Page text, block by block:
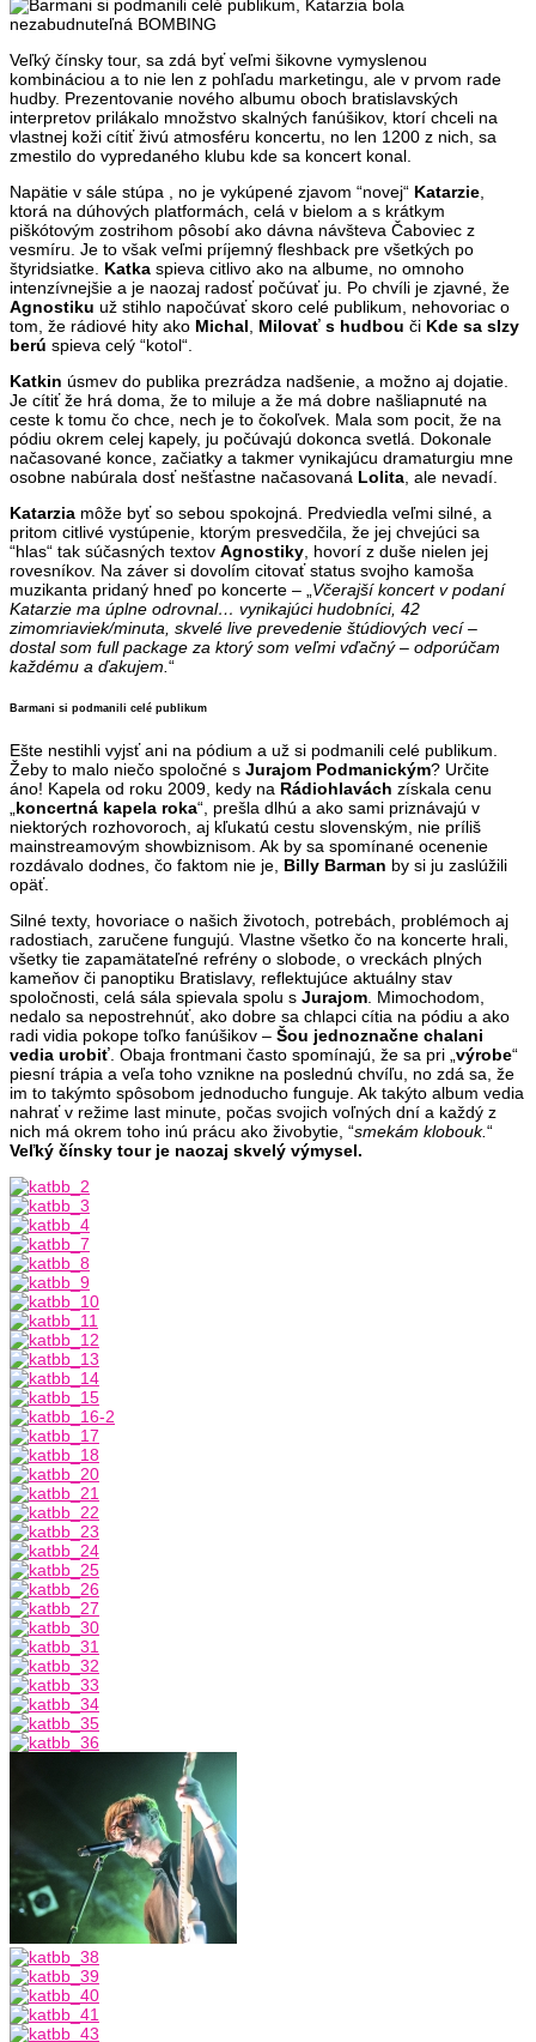
Veľký čínsky tour, sa zdá byť veľmi šikovne vymyslenou
kombináciou a to nie len z pohľadu marketingu, ale v prvom rade
hudby. Prezentovanie nového albumu oboch bratislavských
interpretov prilákalo množstvo skalných fanúšikov, ktorí chceli na
vlastnej koži cítiť živú atmosféru koncertu, no len 1200 z nich, sa
zmestilo do vypredaného klubu kde sa koncert konal.
Napätie v sále stúpa , no je vykúpené zjavom “novej“ Katarzie
ktorá na dúhových platformách, celá v bielom a s krátkym
piškótovým zostrihom pôsobí ako dávna návšteva Čaboviec z
vesmíru. Je to však veľmi príjemný fleshback pre všetkých po
štyridsiatke. Katka spieva citlivo ako na albume, no omnoho
intenzívnejšie a je naozaj radosť počúvať ju. Po chvíli je zjavné, že
Agnostiku už stihlo napočúvať skoro celé publikum, nehovoriac o
tom, že rádiové hity ako Michal Milovať s hudbou či Kde sa slzy
berú spieva celý “kotol“.
Katkin úsmev do publika prezrádza nadšenie, a možno aj dojatie.
Je cítiť že hrá doma, že to miluje a že má dobre našliapnuté na
ceste k tomu čo chce, nech je to čokoľvek. Mala som pocit, že na
pódiu okrem celej kapely, ju počúvajú dokonca svetlá. Dokonale
načasované konce, začiatky a takmer vynikajúcu dramaturgiu mne
osobne nabúrala dosť nešťastne načasovaná Lolita , ale nevadí.
Katarzia môže byť so sebou spokojná. Predviedla veľmi silné, a
pritom citlivé vystúpenie, ktorým presvedčila, že jej chvejúci sa
“hlas“ tak súčasných textov Agnostiky , hovorí z duše nielen jej
rovesníkov. Na záver si dovolím citovať status svojho kamoša
muzikanta pridaný hneď po koncerte – „ Včerajší koncert v podaní
Katarzie ma úplne odrovnal… vynikajúci hudobníci, 42
zimomriaviek/minuta, skvelé live prevedenie štúdiových vecí –
dostal som full package za ktorý som veľmi vďačný – odporúčam
každému a ďakujem. “
Barmani si podmanili celé publikum
Ešte nestihli vyjsť ani na pódium a už si podmanili celé publikum.
Žeby to malo niečo spoločné s Jurajom Podmanickým? Určite
áno! Kapela od roku 2009, kedy na Rádiohlavách získala cenu
koncertná kapela roka“, prešla dlhú a ako sami priznávajú v
niektorých rozhovoroch, aj kľukatú cestu slovenským, nie príliš
mainstreamovým showbiznisom. Ak by sa spomínané ocenenie
rozdávalo dodnes, čo faktom nie je, Billy Barman by si ju zaslúžili
opäť.
Silné texty, hovoriace o našich životoch, potrebách, problémoch aj
radostiach, zaručene fungujú. Vlastne všetko čo na koncerte hrali,
všetky tie zapamätateľné refrény o slobode, o vreckách plných
kameňov či panoptiku Bratislavy, reflektujúce aktuálny stav
spoločnosti, celá sála spievala spolu s Jurajom . Mimochodom,
nedalo sa nepostrehnúť, ako dobre sa chlapci cítia na pódiu a ako
radi vidia pokope toľko fanúšikov – Šou jednoznačne chalani
vedia urobiť . Obaja frontmani často spomínajú, že sa pri „ výrobe“
piesní trápia a veľa toho vznikne na poslednú chvíľu, no zdá sa, že
im to takýmto spôsobom jednoducho funguje. Ak takýto album vedia
nahrať v režime last minute, počas svojich voľných dní a každý z
nich má okrem toho inú prácu ako živobytie, “smekám klobouk.“
Veľký čínsky tour je naozaj skvelý výmysel.